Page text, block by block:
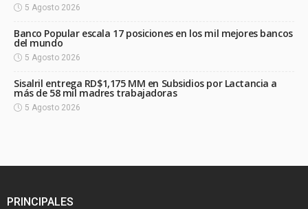
5 Agosto 2026
Banco Popular escala 17 posiciones en los mil mejores bancos
del mundo
5 Agosto 2026
Sisalril entrega RD$1,175 MM en Subsidios por Lactancia a
más de 58 mil madres trabajadoras
5 Agosto 2026
PRINCIPALES